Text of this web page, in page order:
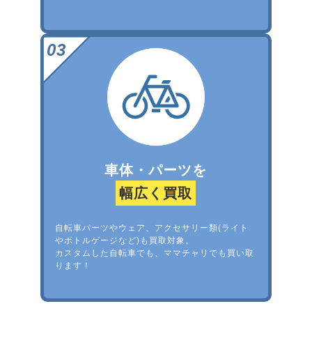
車体・パーツを
幅広く買取
自転車パーツやウェア、アクセサリー類(ライト
やボトルゲージなど)も買取対象。
カスタムした自転車でも、ママチャリでも買い取
ります！